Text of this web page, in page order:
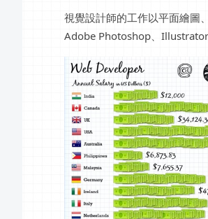
視覺設計師的工作以平面繪圖
Adobe Photoshop、Illustrator